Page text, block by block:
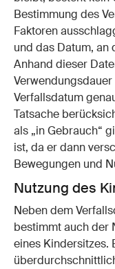
Bestimmung des
Faktoren
und das Datum, an
Anhand dieser
Verfallsdatum
Tatsache
als „in Gebrauch“
ist, da er dann
Bewegungen und
Nutzung des
Neben dem
bestimmt auch der
eines Kindersitzes.